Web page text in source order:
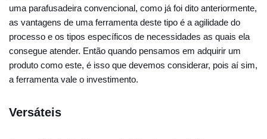
uma parafusadeira convencional, como já foi dito anteriormente,
as vantagens de uma ferramenta deste tipo é a agilidade do
processo e os tipos específicos de necessidades as quais ela
consegue atender. Então quando pensamos em adquirir um
produto como este, é isso que devemos considerar, pois aí sim,
a ferramenta vale o investimento.
Versáteis